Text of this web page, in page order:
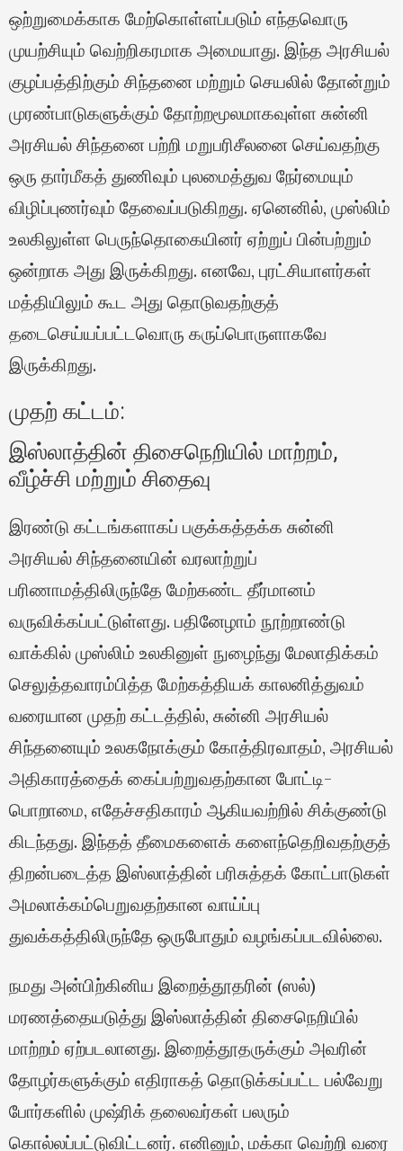
ஒற்றுமைக்காக மேற்கொள்ளப்படும் எந்தவொரு
முயற்சியும் வெற்றிகரமாக அமையாது. இந்த அரசியல்
குழப்பத்திற்கும் சிந்தனை மற்றும் செயலில் தோன்றும்
முரண்பாடுகளுக்கும் தோற்றமூலமாகவுள்ள சுன்னி
அரசியல் சிந்தனை பற்றி மறுபரிசீலனை செய்வதற்கு
ஒரு தார்மீகத் துணிவும் புலமைத்துவ நேர்மையும்
விழிப்புணர்வும் தேவைப்படுகிறது. ஏனெனில், முஸ்லிம்
உலகிலுள்ள பெருந்தொகையினர் ஏற்றுப் பின்பற்றும்
ஒன்றாக அது இருக்கிறது. எனவே, புரட்சியாளர்கள்
மத்தியிலும் கூட அது தொடுவதற்குத்
தடைசெய்யப்பட்டவொரு கருப்பொருளாகவே
இருக்கிறது.
முதற் கட்டம்:
இஸ்லாத்தின் திசைநெறியில் மாற்றம்,
வீழ்ச்சி மற்றும் சிதைவு
இரண்டு கட்டங்களாகப் பகுக்கத்தக்க சுன்னி
அரசியல் சிந்தனையின் வரலாற்றுப்
பரிணாமத்திலிருந்தே மேற்கண்ட தீர்மானம்
வருவிக்கப்பட்டுள்ளது. பதினேழாம் நூற்றாண்டு
வாக்கில் முஸ்லிம் உலகினுள் நுழைந்து மேலாதிக்கம்
செலுத்தவாரம்பித்த மேற்கத்தியக் காலனித்துவம்
வரையான முதற் கட்டத்தில், சுன்னி அரசியல்
சிந்தனையும் உலகநோக்கும் கோத்திரவாதம், அரசியல்
அதிகாரத்தைக் கைப்பற்றுவதற்கான போட்டி-
பொறாமை, எதேச்சதிகாரம் ஆகியவற்றில் சிக்குண்டு
கிடந்தது. இந்தத் தீமைகளைக் களைந்தெறிவதற்குத்
திறன்படைத்த இஸ்லாத்தின் பரிசுத்தக் கோட்பாடுகள்
அமலாக்கம்பெறுவதற்கான வாய்ப்பு
துவக்கத்திலிருந்தே ஒருபோதும் வழங்கப்படவில்லை.
நமது அன்பிற்கினிய இறைத்தூதரின் (ஸல்)
மரணத்தையடுத்து இஸ்லாத்தின் திசைநெறியில்
மாற்றம் ஏற்படலானது. இறைத்தூதருக்கும் அவரின்
தோழர்களுக்கும் எதிராகத் தொடுக்கப்பட்ட பல்வேறு
போர்களில் முஷ்ரிக் தலைவர்கள் பலரும்
கொல்லப்பட்டுவிட்டனர். எனினும், மக்கா வெற்றி வரை